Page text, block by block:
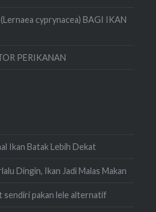
cyprynacea) BAGI IKAN
PERIKANAN
Ikan Batak Lebih Dekat
Dingin, Ikan Jadi Malas Makan
sendiri pakan lele alternatif